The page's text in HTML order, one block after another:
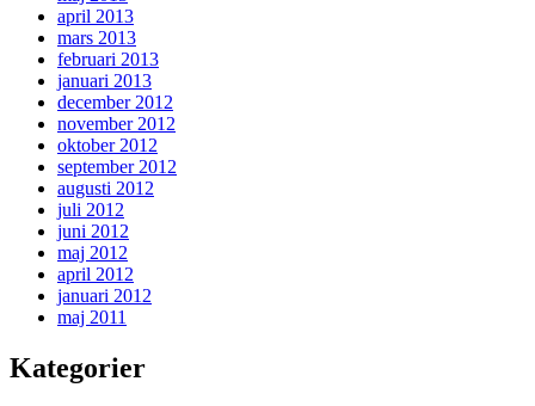
april 2013
mars 2013
februari 2013
januari 2013
december 2012
november 2012
oktober 2012
september 2012
augusti 2012
juli 2012
juni 2012
maj 2012
april 2012
januari 2012
maj 2011
Kategorier